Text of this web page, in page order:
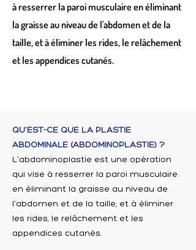
à resserrer la paroi musculaire en éliminant
la graisse au niveau de l'abdomen et de la
taille, et à éliminer les rides, le relâchement
et les appendices cutanés.
QU'EST-CE QUE LA PLASTIE
ABDOMINALE (ABDOMINOPLASTIE) ?
L'abdominoplastie est une opération
qui vise à resserrer la paroi musculaire
en éliminant la graisse au niveau de
l'abdomen et de la taille, et à éliminer
les rides, le relâchement et les
appendices cutanés.